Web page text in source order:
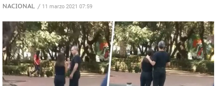
NACIONAL / 11 marzo 2021 07:59